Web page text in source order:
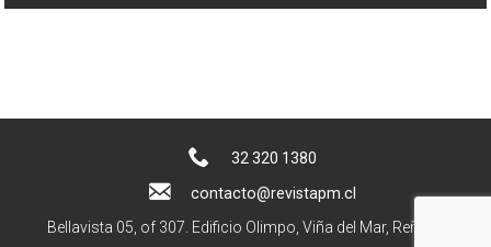
32 320 1380
contacto@revistapm.cl
Bellavista 05, of 307. Edificio Olimpo, Viña del Mar, Reñaca